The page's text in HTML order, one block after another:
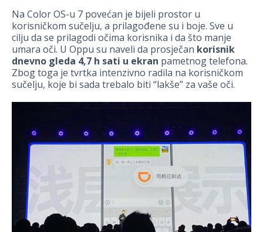
Na Color OS-u 7 povećan je bijeli prostor u
korisničkom sučelju, a prilagođene su i boje. Sve u
cilju da se prilagodi očima korisnika i da što manje
umara oči. U Oppu su naveli da prosječan korisnik
dnevno gleda 4,7 h sati u ekran pametnog telefona.
Zbog toga je tvrtka intenzivno radila na korisničkom
sučelju, koje bi sada trebalo biti “lakše” za vaše oči.